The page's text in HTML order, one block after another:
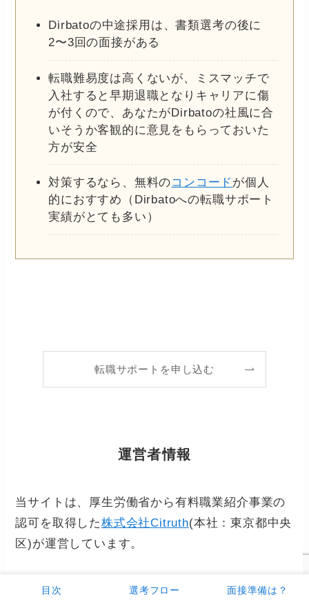
目次 選考フロー 面接準備は？
Dirbatoの中途採用は、書類選考の後に
2〜3回の面接がある
転職難易度は高くないが、ミスマッチで
入社すると早期退職となりキャリアに傷
が付くので、あなたがDirbatoの社風に合
いそうか客観的に意見をもらっておいた
方が安全
対策するなら、無料のコンコード が個人
的におすすめ（Dirbatoへの転職サポート
実績がとても多い）
転職サポートを申し込む
運営者情報
当サイトは、厚生労働省から有料職業紹介事業の
認可を取得した株式会社Citruth(本社：東京都中央
区)が運営しています。
社名 株式会社Citruth